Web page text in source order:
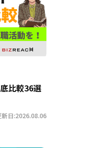
比較36選
新日:2026.08.06